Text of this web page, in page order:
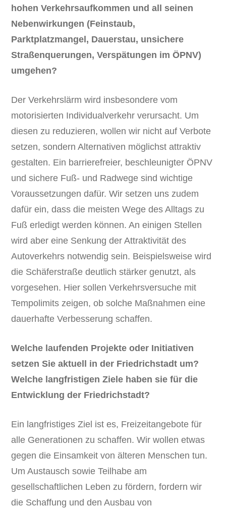
hohen Verkehrsaufkommen und all seinen
Nebenwirkungen (Feinstaub,
Parktplatzmangel, Dauerstau, unsichere
Straßenquerungen, Verspätungen im ÖPNV)
umgehen?
Der Verkehrslärm wird insbesondere vom
motorisierten Individualverkehr verursacht. Um
diesen zu reduzieren, wollen wir nicht auf Verbote
setzen, sondern Alternativen möglichst attraktiv
gestalten. Ein barrierefreier, beschleunigter ÖPNV
und sichere Fuß- und Radwege sind wichtige
Voraussetzungen dafür. Wir setzen uns zudem
dafür ein, dass die meisten Wege des Alltags zu
Fuß erledigt werden können. An einigen Stellen
wird aber eine Senkung der Attraktivität des
Autoverkehrs notwendig sein. Beispielsweise wird
die Schäferstraße deutlich stärker genutzt, als
vorgesehen. Hier sollen Verkehrsversuche mit
Tempolimits zeigen, ob solche Maßnahmen eine
dauerhafte Verbesserung schaffen.
Welche laufenden Projekte oder Initiativen
setzen Sie aktuell in der Friedrichstadt um?
Welche langfristigen Ziele haben sie für die
Entwicklung der Friedrichstadt?
Ein langfristiges Ziel ist es, Freizeitangebote für
alle Generationen zu schaffen. Wir wollen etwas
gegen die Einsamkeit von älteren Menschen tun.
Um Austausch sowie Teilhabe am
gesellschaftlichen Leben zu fördern, fordern wir
die Schaffung und den Ausbau von